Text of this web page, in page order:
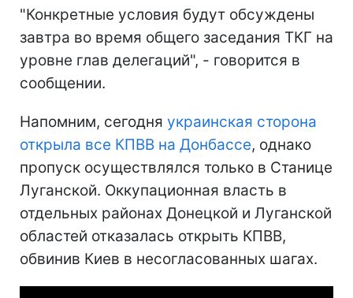
"Конкретные условия будут обсуждены
завтра во время общего заседания ТКГ на
уровне глав делегаций", - говорится в
сообщении.
Напомним, сегодня украинская сторона
открыла все КПВВ на Донбассе, однако
пропуск осуществлялся только в Станице
Луганской. Оккупационная власть в
отдельных районах Донецкой и Луганской
областей отказалась открыть КПВВ,
обвинив Киев в несогласованных шагах.